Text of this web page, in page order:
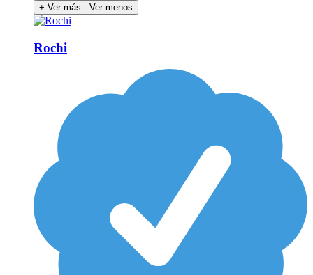
+ Ver más - Ver menos
Rochi